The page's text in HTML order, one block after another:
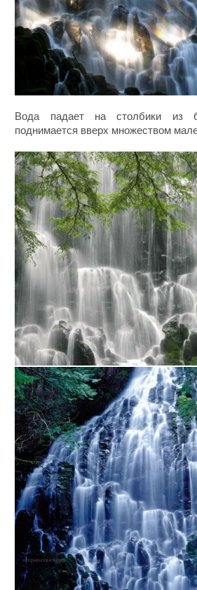
Вода падает на столбики из
поднимается вверх множеством